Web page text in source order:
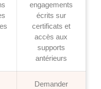
engagements
écrits sur
certificats et
accès aux
supports
antérieurs
Demander